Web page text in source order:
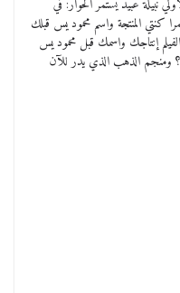
نبيلة عبيد يستمر الحوار: في
كنتي المنتجة واسم محمود يس قبلك
إنتاجك واسمك قبل محمود يس
ومنجم الذهب الذي يدر للآن